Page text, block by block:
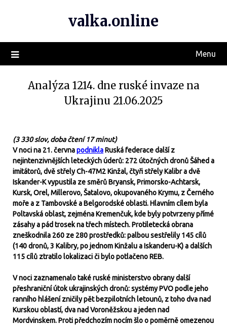
valka.online
Menu
Analýza 1214. dne ruské invaze na
Ukrajinu 21.06.2025
(3 330 slov, doba čtení 17 minut)
V noci na 21. červnapodniklaRuská federace další z
nejintenzivnějších leteckých úderů: 272 útočných dronů Šáhed a
imitátorů, dvě střely Ch-47M2 Kinžal, čtyři střely Kalibr a dvě
Iskander-K vypustila ze směrů Bryansk, Primorsko-Achtarsk,
Kursk, Orel, Millerovo, Šatalovo, okupovaného Krymu, z Černého
moře a z Tambovské a Belgorodské oblasti. Hlavním cílem byla
Poltavská oblast, zejména Kremenčuk, kde byly potvrzeny přímé
zásahy a pád trosek na třech místech. Protiletecká obrana
zneškodnila 260 ze 280 prostředků: palbou sestřelily 145 cílů
(140 dronů, 3 Kalibry, po jednom Kinžalu a Iskanderu-K) a dalších
115 cílů ztratilo lokalizaci či bylo potlačeno REB.
V noci zaznamenalo také ruské ministerstvo obrany další
přeshraniční útok ukrajinských dronů: systémy PVO podle jeho
ranního hlášení zničily pět bezpilotních letounů, z toho dva nad
Kurskou oblastí, dva nad Voroněžskou a jeden nad
Mordvinskem. Proti předchozím nocím šlo o poměrně omezenou